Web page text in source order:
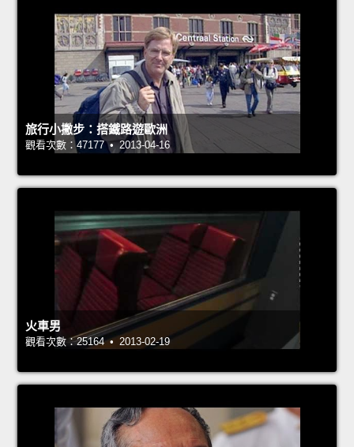
旅行小撇步：搭鐵路遊歐洲
觀看次數：47177 • 2013-04-16
火車男
觀看次數：25164 • 2013-02-19